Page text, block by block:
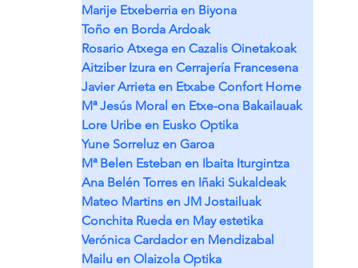
Marije Etxeberria en Biyona
Toño en Borda Ardoak
Rosario Atxega en Cazalis Oinetakoak
Aitziber Izura en Cerrajería Francesena
Javier Arrieta en Etxabe Confort Home
Mª Jesús Moral en Etxe-ona Bakailauak
Lore Uribe en Eusko Optika
Yune Sorreluz en Garoa
Mª Belen Esteban en Ibaita Iturgintza
Ana Belén Torres en Iñaki Sukaldeak
Mateo Martins en JM Jostailuak
Conchita Rueda en May estetika
Verónica Cardador en Mendizabal
Mailu en Olaizola Optika